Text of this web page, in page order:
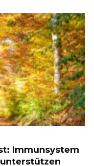
Immunsystem